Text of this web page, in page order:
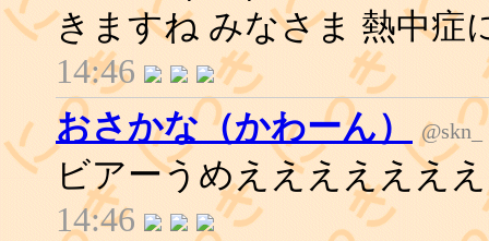
きますね みなさま 熱中症
14:46
おさかな（かわーん）
@skn_
ビアーうめええええええ
14:46